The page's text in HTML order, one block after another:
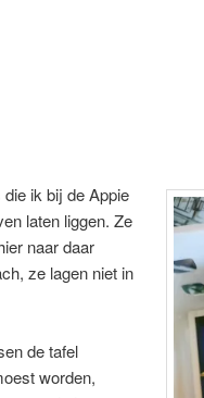
ik bij de Appie
laten liggen. Ze
naar daar
ze lagen niet in
de tafel
worden,